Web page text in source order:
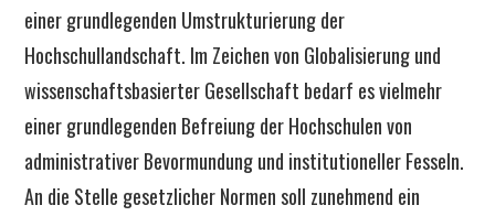
einer grundlegenden Umstrukturierung der
Hochschullandschaft. Im Zeichen von Globalisierung und
wissenschaftsbasierter Gesellschaft bedarf es vielmehr
einer grundlegenden Befreiung der Hochschulen von
administrativer Bevormundung und institutioneller Fesseln.
An die Stelle gesetzlicher Normen soll zunehmend ein